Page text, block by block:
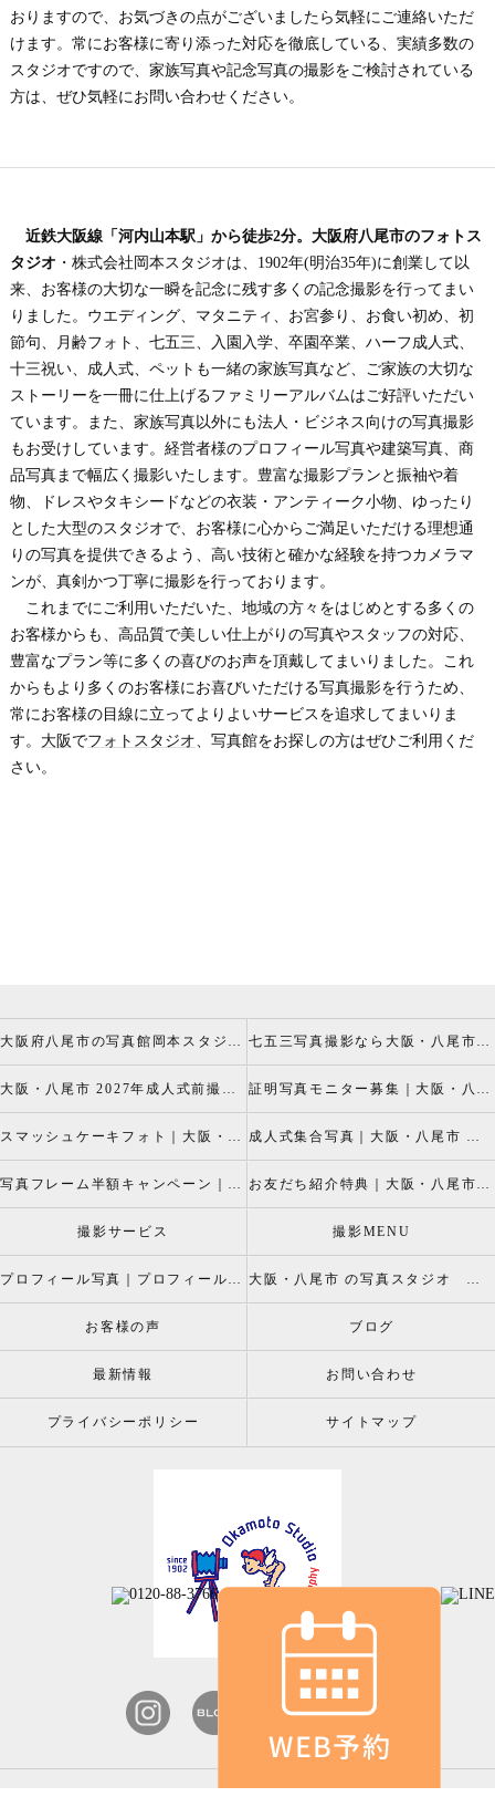
おりますので、お気づきの点がございましたら気軽にご連絡いただ
けます。常にお客様に寄り添った対応を徹底している、実績多数の
スタジオですので、家族写真や記念写真の撮影をご検討されている
方は、ぜひ気軽にお問い合わせください。
近鉄大阪線「河内山本駅」から徒歩2分。大阪府八尾市のフォトス
タジオ ・株式会社岡本スタジオは、1902年(明治35年)に創業して以
来、お客様の大切な一瞬を記念に残す多くの記念撮影を行ってまい
りました。ウエディング、マタニティ、お宮参り、お食い初め、初
節句、月齢フォト、七五三、入園入学、卒園卒業、ハーフ成人式、
十三祝い、成人式、ペットも一緒の家族写真など、ご家族の大切な
ストーリーを一冊に仕上げるファミリーアルバムはご好評いただい
ています。また、家族写真以外にも法人・ビジネス向けの写真撮影
もお受けしています。経営者様のプロフィール写真や建築写真、商
品写真まで幅広く撮影いたします。豊富な撮影プランと振袖や着
物、ドレスやタキシードなどの衣装・アンティーク小物、ゆったり
とした大型のスタジオで、お客様に心からご満足いただける理想通
りの写真を提供できるよう、高い技術と確かな経験を持つカメラマ
ンが、真剣かつ丁寧に撮影を行っております。
これまでにご利用いただいた、地域の方々をはじめとする多くの
お客様からも、高品質で美しい仕上がりの写真やスタッフの対応、
豊富なプラン等に多くの喜びのお声を頂戴してまいりました。これ
からもより多くのお客様にお喜びいただける写真撮影を行うため、
常にお客様の目線に立ってよりよいサービスを追求してまいりま
す。 大阪 でフォトスタジオ 、写真館をお探しの方はぜひご利用くだ
さい。
大阪府八尾市の写真館岡本スタジオの撮影キャンペーン 七五三写真撮影なら大阪・八尾市 の岡本スタジオへ
大阪・八尾市 2027年成人式前撮り振袖写真撮影、成人振袖レンタルなら2026年成人前撮りキャペーン開催中の岡本スタジオへ 証明写真モニター募集｜大阪・八尾市 証明写真撮影なら岡本スタジオへ！証明写真モニターモデル募集中！
スマッシュケーキフォト｜大阪・八尾市 スマッシュケーキ写真撮影、ベビーフォト撮影は岡本スタジオへ 成人式集合写真｜大阪・八尾市 友達集合写真、成人式集合写真撮影なら岡本スタジオへ
写真フレーム半額キャンペーン｜大阪・八尾市 写真撮影なら半額割引キャペーン開催中の岡本スタジオへ お友だち紹介特典｜大阪・八尾市 記念写真撮影なら岡本スタジオへ
撮影サービス 撮影MENU
プロフィール写真｜プロフィールフォト 大阪・八尾市 の写真スタジオ 岡本スタジオ2026年七五三撮影特設ページ
お客様の声 ブログ
最新情報 お問い合わせ
プライバシーポリシー サイトマップ